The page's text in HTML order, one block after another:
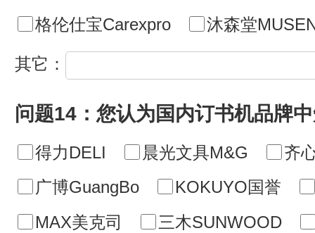
格伦仕宝Carexpro
沐森堂
其它：
问题14：您认为国内订书机品牌
得力DELI 晨光文具M&G
齐
广博GuangBo
KOKUYO国誉
MAX美克司
三木SUNWOOD